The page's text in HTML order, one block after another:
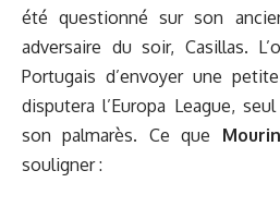
été questionné sur son
adversaire du soir, Casillas.
Portugais d’envoyer une
disputera l’Europa League,
son palmarès. Ce que
souligner :